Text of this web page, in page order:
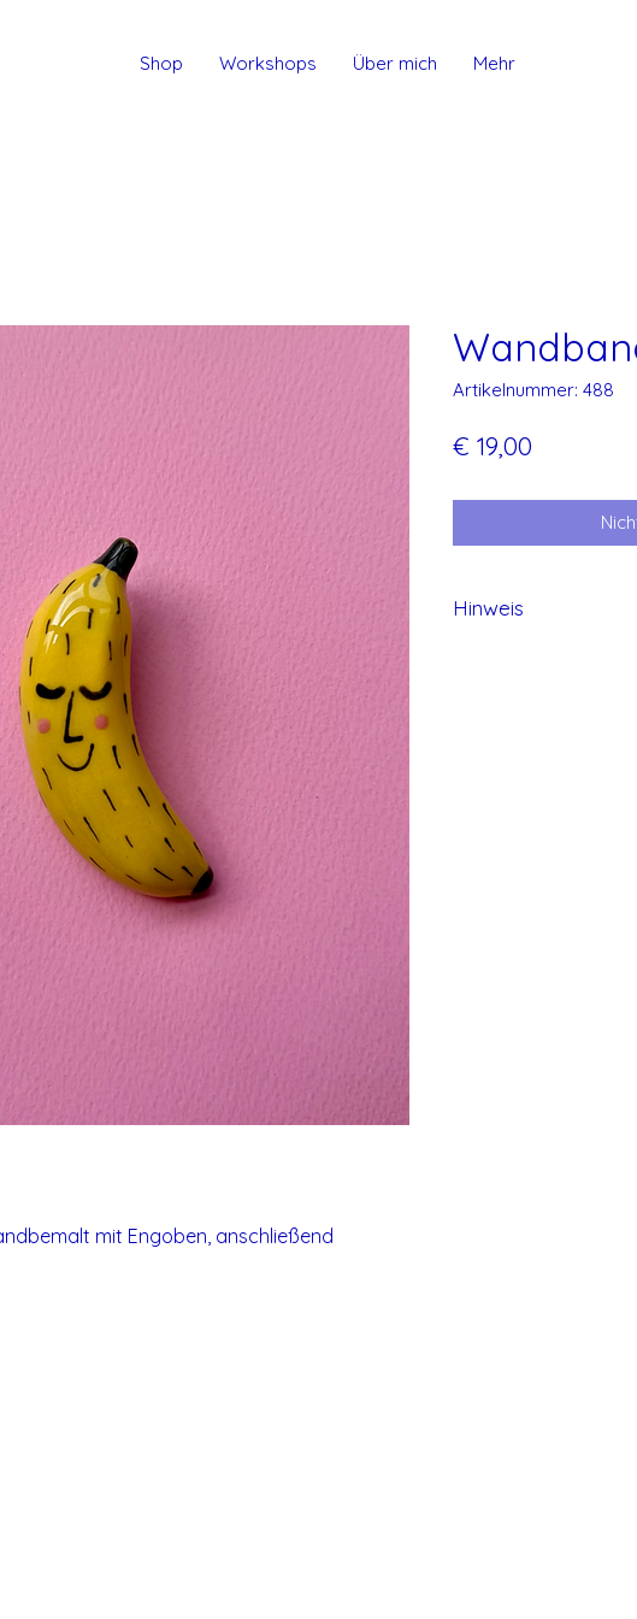
Shop Workshops Über mich Mehr
mit Engoben, anschließend
Artikelnummer: 488
€ 19,00
Hinweis